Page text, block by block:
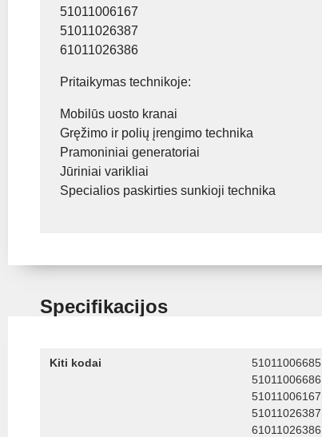
51011006167
51011026387
61011026386
Pritaikymas technikoje:
Mobilūs uosto kranai
Gręžimo ir polių įrengimo technika
Pramoniniai generatoriai
Jūriniai varikliai
Specialios paskirties sunkioji technika
Specifikacijos
Kiti kodai
51011006685
51011006686
51011006167
51011026387
61011026386